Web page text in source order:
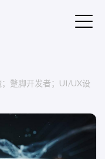
蹩脚开发者；UI/UX设